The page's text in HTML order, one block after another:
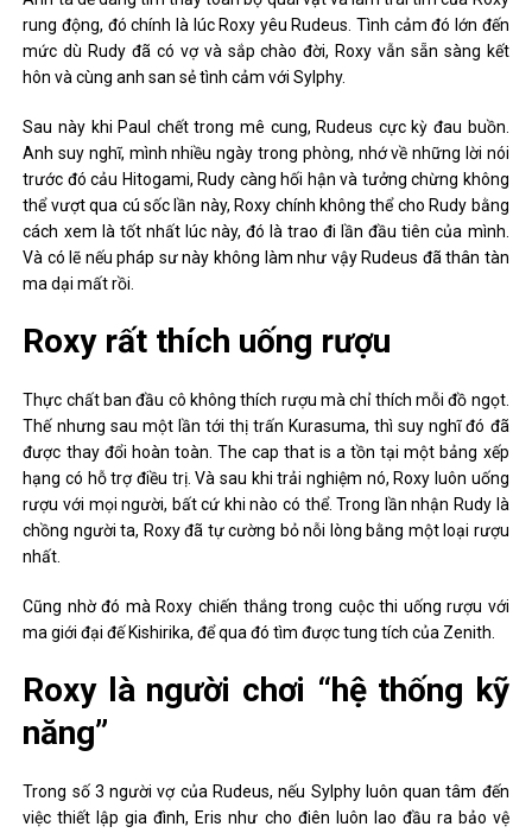
rung động, đó chính là lúc Roxy yêu Rudeus. Tình cảm đó lớn đến
mức dù Rudy đã có vợ và sắp chào đời, Roxy vẫn sẵn sàng kết
hôn và cùng anh san sẻ tình cảm với Sylphy.
Sau này khi Paul chết trong mê cung, Rudeus cực kỳ đau buồn.
Anh suy nghĩ, mình nhiều ngày trong phòng, nhớ về những lời nói
trước đó cảu Hitogami, Rudy càng hối hận và tưởng chừng không
thể vượt qua cú sốc lần này, Roxy chính không thể cho Rudy bằng
cách xem là tốt nhất lúc này, đó là trao đi lần đầu tiên của mình.
Và có lẽ nếu pháp sư này không làm như vậy Rudeus đã thân tàn
ma dại mất rồi.
Roxy rất thích uống rượu
Thực chất ban đầu cô không thích rượu mà chỉ thích mỗi đồ ngọt.
Thế nhưng sau một lần tới thị trấn Kurasuma, thì suy nghĩ đó đã
được thay đổi hoàn toàn. The cap that is a tồn tại một bảng xếp
hạng có hỗ trợ điều trị. Và sau khi trải nghiệm nó, Roxy luôn uống
rượu với mọi người, bất cứ khi nào có thể. Trong lần nhận Rudy là
chồng người ta, Roxy đã tự cường bỏ nỗi lòng bằng một loại rượu
nhất.
Cũng nhờ đó mà Roxy chiến thắng trong cuộc thi uống rượu với
ma giới đại đế Kishirika, để qua đó tìm được tung tích của Zenith.
Roxy là người chơi “hệ thống kỹ
năng”
Trong số 3 người vợ của Rudeus, nếu Sylphy luôn quan tâm đến
việc thiết lập gia đình, Eris như cho điên luôn lao đầu ra bảo vệ